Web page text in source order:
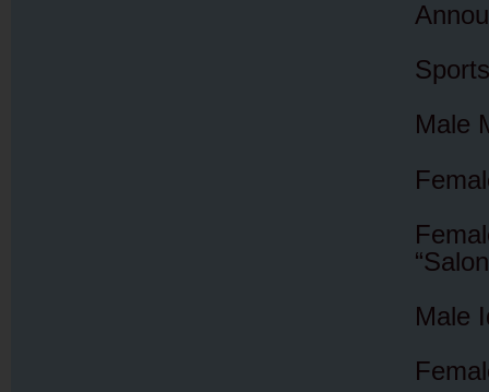
Male
Male